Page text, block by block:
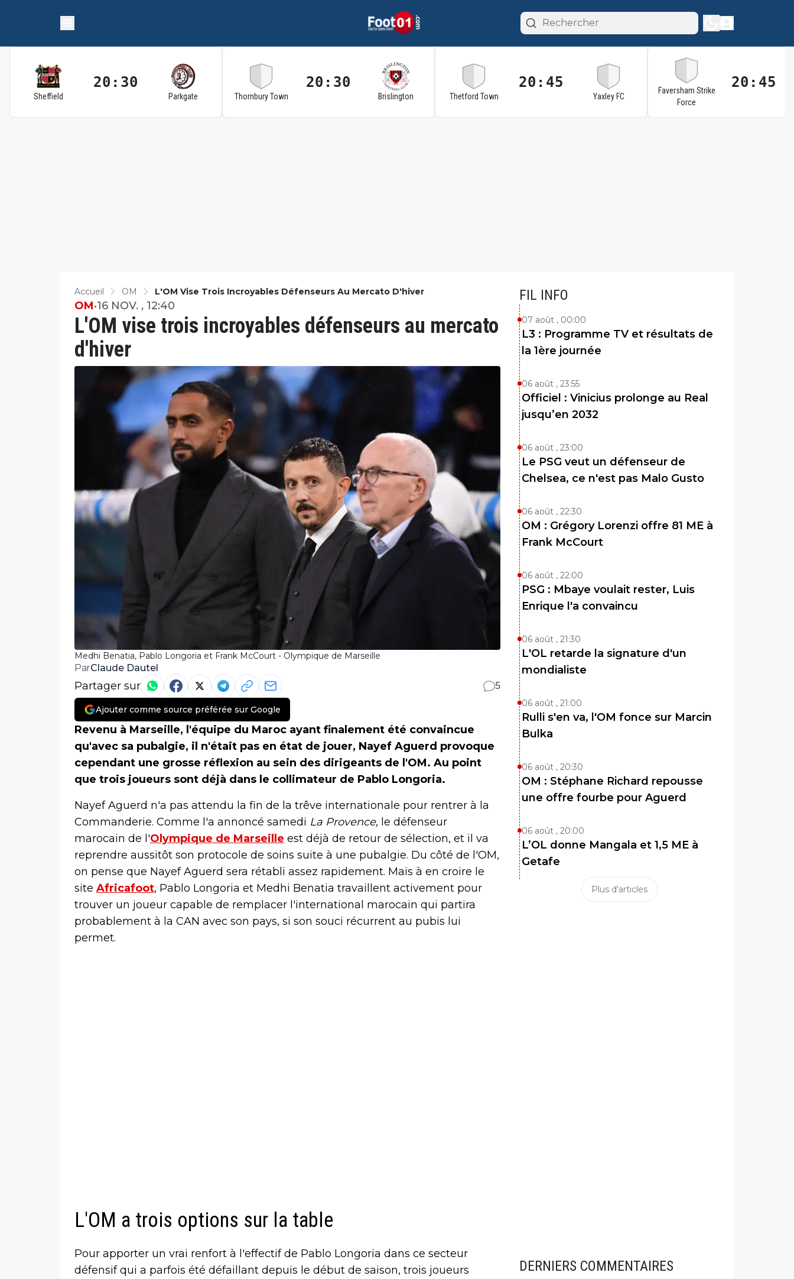
Sheffield
20:30
Parkgate Thornbury Town
20:30
Brislington Thetford Town
20:45
Yaxley FC
Faversham Strike
Force
20:45
Accueil OM L'OM Vise Trois Incroyables Défenseurs Au Mercato D'hiver
Medhi Benatia, Pablo Longoria et Frank McCourt - Olympique de Marseille
L'OM vise trois incroyables défenseurs au mercato
d'hiver
OM•16 NOV. , 12:40
ParClaude Dautel
Partager sur 5
Ajouter comme source préférée sur Google
Revenu à Marseille, l'équipe du Maroc ayant finalement été convaincue
qu'avec sa pubalgie, il n'était pas en état de jouer, Nayef Aguerd provoque
cependant une grosse réflexion au sein des dirigeants de l'OM. Au point
que trois joueurs sont déjà dans le collimateur de Pablo Longoria.
Nayef Aguerd n'a pas attendu la fin de la trêve internationale pour rentrer à la
Commanderie. Comme l'a annoncé samedi La Provence, le défenseur
marocain de l'Olympique de Marseille est déjà de retour de sélection, et il va
reprendre aussitôt son protocole de soins suite à une pubalgie. Du côté de l'OM,
on pense que Nayef Aguerd sera rétabli assez rapidement. Mais à en croire le
site Africafoot, Pablo Longoria et Medhi Benatia travaillent activement pour
trouver un joueur capable de remplacer l'international marocain qui partira
probablement à la CAN avec son pays, si son souci récurrent au pubis lui
permet.
L'OM a trois options sur la table
Pour apporter un vrai renfort à l'effectif de Pablo Longoria dans ce secteur
défensif qui a parfois été défaillant depuis le début de saison, trois joueurs
FIL INFO
07 août , 00:00
L3 : Programme TV et résultats de
la 1ère journée
06 août , 23:55
Officiel : Vinicius prolonge au Real
jusqu’en 2032
06 août , 23:00
Le PSG veut un défenseur de
Chelsea, ce n'est pas Malo Gusto
06 août , 22:30
OM : Grégory Lorenzi offre 81 ME à
Frank McCourt
06 août , 22:00
PSG : Mbaye voulait rester, Luis
Enrique l'a convaincu
06 août , 21:30
L'OL retarde la signature d'un
mondialiste
06 août , 21:00
Rulli s'en va, l'OM fonce sur Marcin
Bulka
06 août , 20:30
OM : Stéphane Richard repousse
une offre fourbe pour Aguerd
06 août , 20:00
L’OL donne Mangala et 1,5 ME à
Getafe
Plus d'articles
DERNIERS COMMENTAIRES